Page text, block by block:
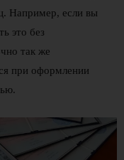
Например, если вы
это без
так же
при оформлении